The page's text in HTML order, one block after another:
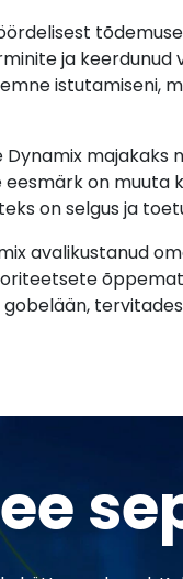
ja
istutamiseni,
majakaks
on
on selgus ja
avalikustanud